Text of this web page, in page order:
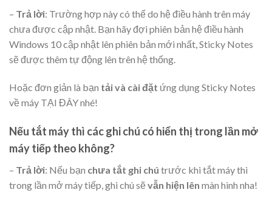
– Trả lời: Trường hợp này có thể do hệ điều hành trên máy
chưa được cập nhật. Bạn hãy đợi phiên bản hệ điều hành
Windows 10 cập nhật lên phiên bản mới nhất, Sticky Notes
sẽ được thêm tự động lên trên hệ thống.
Hoặc đơn giản là bạn tải và cài đặt ứng dụng Sticky Notes
về máy TẠI ĐÂY nhé!
Nếu tắt máy thì các ghi chú có hiển thị trong lần mở
máy tiếp theo không?
– Trả lời: Nếu bạn chưa tắt ghi chú trước khi tắt máy thì
trong lần mở máy tiếp, ghi chú sẽ vẫn hiện lên màn hình nha!